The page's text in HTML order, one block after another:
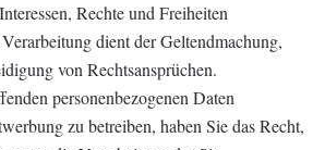
Rechte und Freiheiten
dient der Geltendmachung,
von Rechtsansprüchen.
personenbezogenen Daten
zu betreiben, haben Sie das Recht,